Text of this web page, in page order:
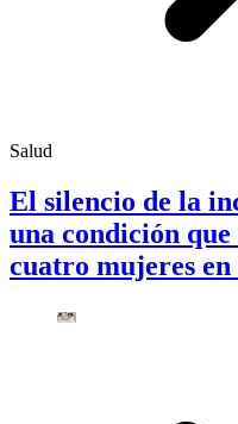
Salud
El silencio de la
una condición que
cuatro mujeres en